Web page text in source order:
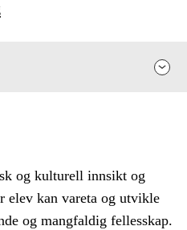
og kulturell innsikt og
elev kan vareta og utvikle
og mangfaldig fellesskap.